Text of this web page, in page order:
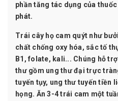
phần tăng tác dụng của
phát.
Trái cây họ cam quýt như
chất chống oxy hóa, sắc tố
B1, folate, kali... Chúng hỗ
thư gồm ung thư đại trực
tuyến tụy, ung thư tuyến tiền
họng. Ăn 3-4 trái cam một